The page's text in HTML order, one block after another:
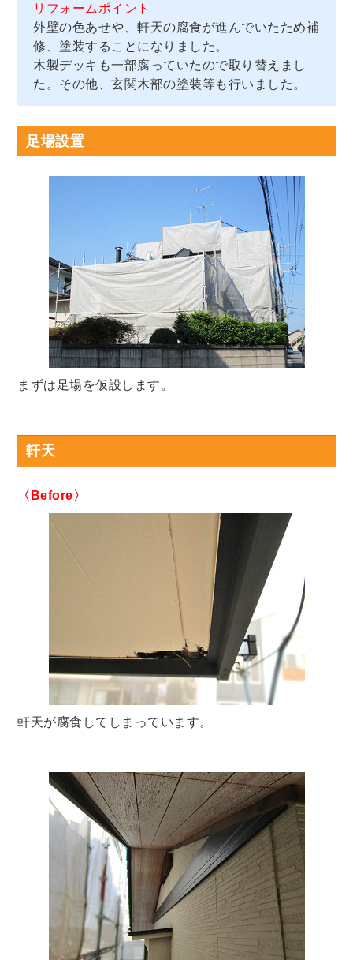
リフォームポイント
外壁の色あせや、軒天の腐食が進んでいたため補
修、塗装することになりました。
木製デッキも一部腐っていたので取り替えまし
た。その他、玄関木部の塗装等も行いました。
足場設置
まずは足場を仮設します。
軒天
〈Before〉
軒天が腐食してしまっています。